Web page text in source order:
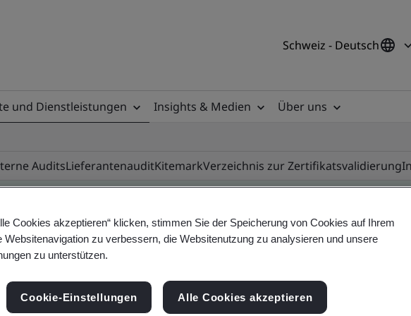
Schweiz - Deutsch
und Dienstleistungen Insights & Medien
Über uns
AuditsLieferantenauditKitemarkVerzeichnis zur Zertifikatsvalidierung
- Validation and Verification, Swiss and global companies
Cookies akzeptieren“ klicken, stimmen Sie der Speicherung von Cookies auf Ihrem
Websitenavigation zu verbessern, die Websitenutzung zu analysieren und unsere
zu unterstützen.
Cookie-Einstellungen Alle Cookies akzeptieren